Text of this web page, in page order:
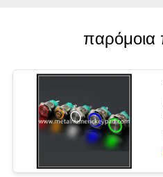
PRIVACYπαρόμοια